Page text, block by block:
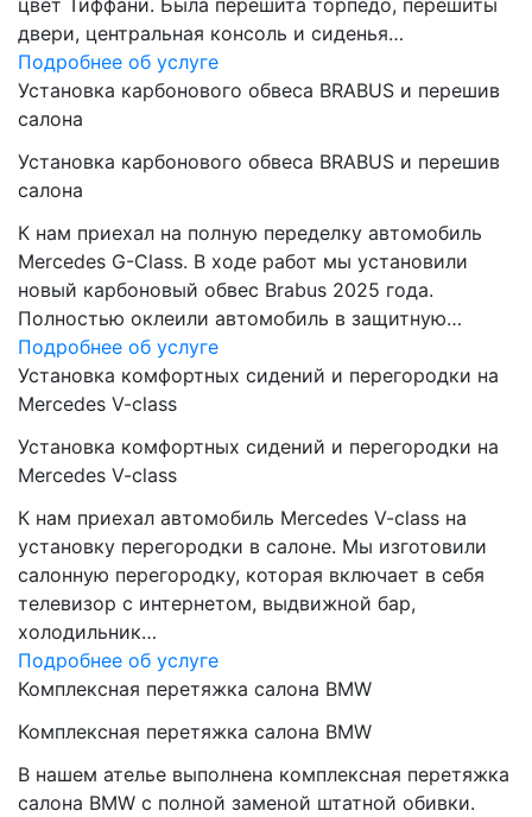
цвет Тиффани. Была перешита торпедо, перешиты
двери, центральная консоль и сиденья…
Подробнее об услуге
Установка карбонового обвеса BRABUS и перешив
салона
Установка карбонового обвеса BRABUS и перешив
салона
К нам приехал на полную переделку автомобиль
Mercedes G-Class. В ходе работ мы установили
новый карбоновый обвес Brabus 2025 года.
Полностью оклеили автомобиль в защитную…
Подробнее об услуге
Установка комфортных сидений и перегородки на
Mercedes V-class
Установка комфортных сидений и перегородки на
Mercedes V-class
К нам приехал автомобиль Mercedes V-class на
установку перегородки в салоне. Мы изготовили
салонную перегородку, которая включает в себя
телевизор с интернетом, выдвижной бар,
холодильник…
Подробнее об услуге
Комплексная перетяжка салона BMW
Комплексная перетяжка салона BMW
В нашем ателье выполнена комплексная перетяжка
салона BMW с полной заменой штатной обивки.